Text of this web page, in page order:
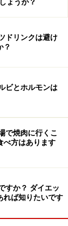
ょうか？
ドリンクは避け
？
ビとホルモンは
で焼肉に行くこ
べ方はあります
すか？ ダイエッ
れば知りたいです